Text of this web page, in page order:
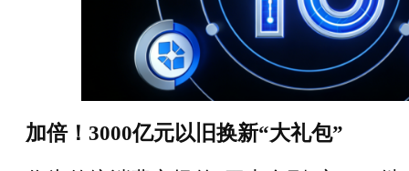
加倍！3000亿元以旧换新“大礼包”